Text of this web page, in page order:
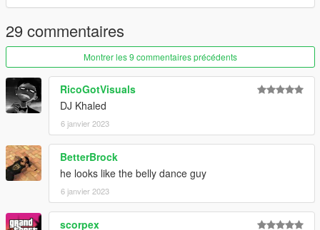
29 commentaires
Montrer les 9 commentaires précédents
RicoGotVisuals
DJ Khaled
6 janvier 2023
BetterBrock
he looks like the belly dance guy
6 janvier 2023
scorpex